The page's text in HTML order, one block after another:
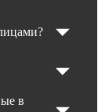
в